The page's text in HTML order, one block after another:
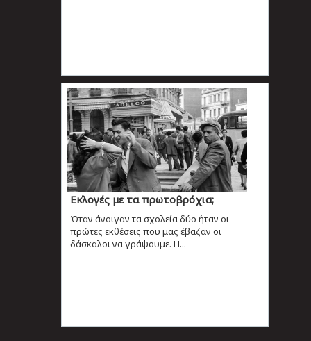
Εκλογές με τα πρωτοβρόχια;
Όταν άνοιγαν τα σχολεία δύο ήταν οι
πρώτες εκθέσεις που μας έβαζαν οι
δάσκαλοι να γράψουμε. Η...